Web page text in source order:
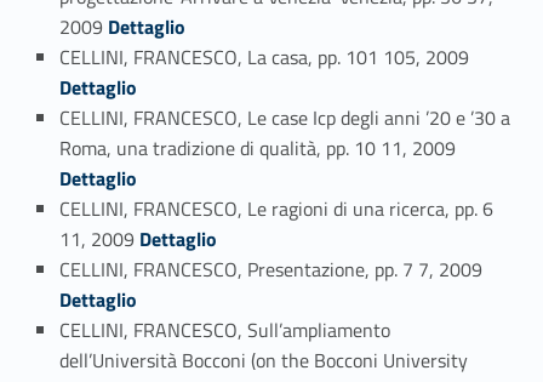
2009 Link identifier #identifier_person_1440-69
Dettaglio
CELLINI, FRANCESCO, La casa, pp. 101 105, 2009
Dettaglio
CELLINI, FRANCESCO, Le case Icp degli anni ’20 e ’30 a
Roma, una tradizione di qualità, pp. 10 11, 2009
Dettaglio
CELLINI, FRANCESCO, Le ragioni di una ricerca, pp. 6
11, 2009 Link identifier #identifier_person_59326-72
Dettaglio
CELLINI, FRANCESCO, Presentazione, pp. 7 7, 2009
Dettaglio
CELLINI, FRANCESCO, Sull’ampliamento
dell’Università Bocconi (on the Bocconi University